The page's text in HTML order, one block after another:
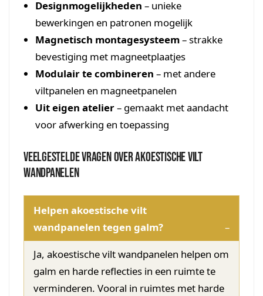
Designmogelijkheden – unieke
bewerkingen en patronen mogelijk
Magnetisch montagesysteem– strakke
bevestiging met magneetplaatjes
Modulair te combineren – met andere
viltpanelen en magneetpanelen
Uit eigen atelier– gemaakt met aandacht
voor afwerking en toepassing
Veelgestelde vragen over akoestische vilt
wandpanelen
Helpen akoestische vilt
wandpanelen tegen galm?
Ja, akoestische vilt wandpanelen helpen om
galm en harde reflecties in een ruimte te
verminderen. Vooral in ruimtes met harde